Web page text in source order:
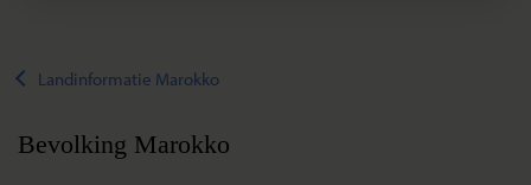
Landinformatie Marokko
Bevolking Marokko